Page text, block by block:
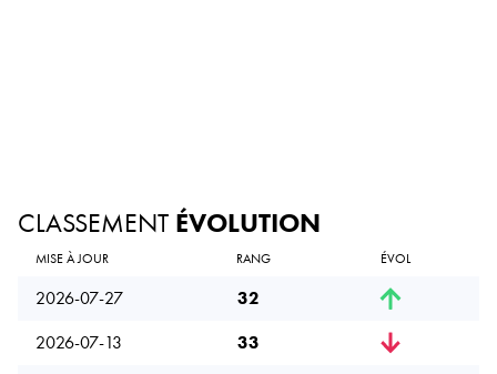
CLASSEMENT ÉVOLUTION
MISE À JOUR RANG ÉVOL
2026-07-27
32
2026-07-13
33